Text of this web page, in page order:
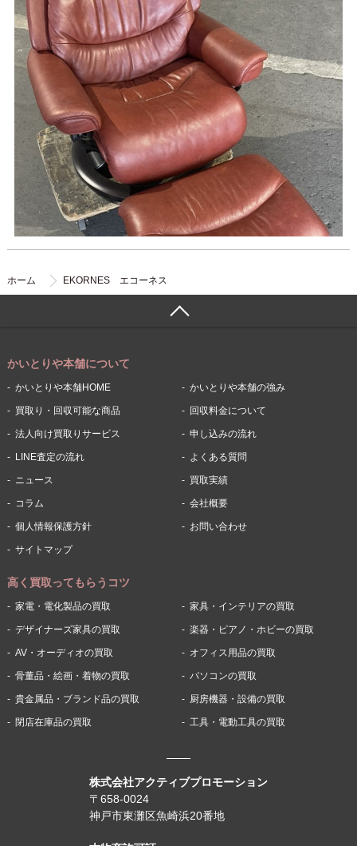
ホーム EKORNES エコーネス
株式会社アクティブプロモーション
〒658-0024
神戸市東灘区魚崎浜20番地
かいとりや本舗について
かいとりや本舗HOME かいとりや本舗の強み
買取り・回収可能な商品 回収料金について
法人向け買取りサービス 申し込みの流れ
LINE査定の流れ よくある質問
ニュース 買取実績
コラム 会社概要
個人情報保護方針 お問い合わせ
サイトマップ
高く買取ってもらうコツ
家電・電化製品の買取 家具・インテリアの買取
デザイナーズ家具の買取 楽器・ピアノ・ホビーの買取
AV・オーディオの買取 オフィス用品の買取
骨董品・絵画・着物の買取 パソコンの買取
貴金属品・ブランド品の買取 厨房機器・設備の買取
閉店在庫品の買取 工具・電動工具の買取